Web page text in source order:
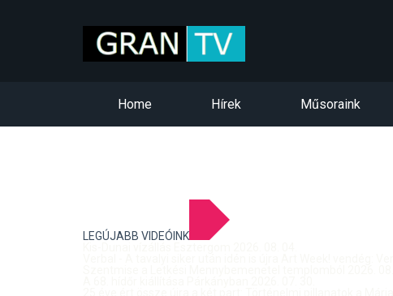
Home Hírek Műsoraink
LEGÚJABB VIDEÓINK